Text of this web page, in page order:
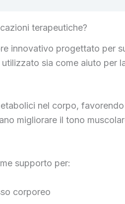
terapeutiche?
innovativo progettato per
sia come aiuto per
nel corpo,
migliorare il tono
supporto per:
corporeo